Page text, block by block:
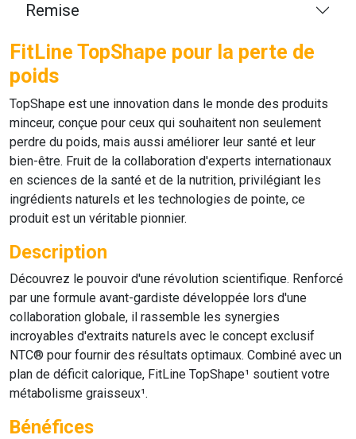
Remise
FitLine TopShape pour la perte de
poids
TopShape est une innovation dans le monde des produits
minceur, conçue pour ceux qui souhaitent non seulement
perdre du poids, mais aussi améliorer leur santé et leur
bien-être. Fruit de la collaboration d'experts internationaux
en sciences de la santé et de la nutrition, privilégiant les
ingrédients naturels et les technologies de pointe, ce
produit est un véritable pionnier.
Description
Découvrez le pouvoir d'une révolution scientifique. Renforcé
par une formule avant-gardiste développée lors d'une
collaboration globale, il rassemble les synergies
incroyables d'extraits naturels avec le concept exclusif
NTC® pour fournir des résultats optimaux. Combiné avec un
plan de déficit calorique, FitLine TopShape¹ soutient votre
métabolisme graisseux¹.
Bénéfices